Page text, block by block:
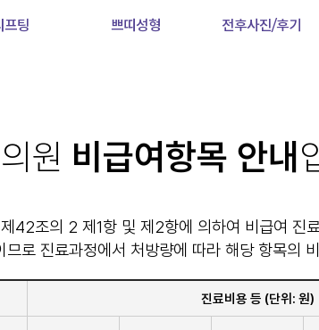
프팅 쁘띠성형 전후사진/후기
원 비급여항목 안내
42조의 2 제1항 및 제2항에 의하여 비급여 진
로 진료과정에서 처방량에 따라 해당 항목의
진료비용 등 (단위: 원)